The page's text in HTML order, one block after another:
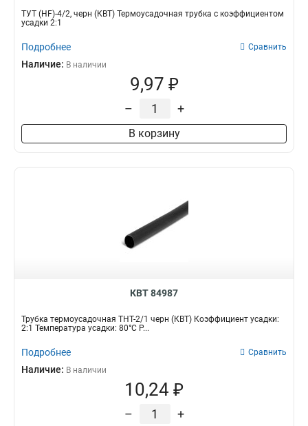
ТУТ (HF)-4/2, черн (КВТ) Термоусадочная трубка с коэффициентом
усадки 2:1
Подробнее Сравнить
Наличие: В наличии
9,97 ₽
– +
В корзину
КВТ 84987
Трубка термоусадочная ТНТ-2/1 черн (КВТ) Коэффициент усадки:
2:1 Температура усадки: 80°С Р...
Подробнее Сравнить
Наличие: В наличии
10,24 ₽
– +